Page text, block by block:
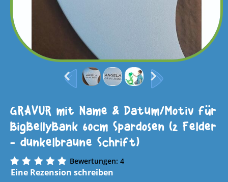
GRAVUR mit Name & Datum/Motiv für
BigBellyBank 60cm Spardosen (2 Felder
- dunkelbraune Schrift)
Bewertungen: 4
Eine Rezension schreiben